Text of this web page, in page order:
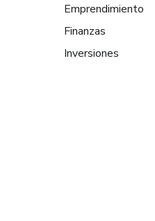
Emprendimiento
Finanzas
Inversiones